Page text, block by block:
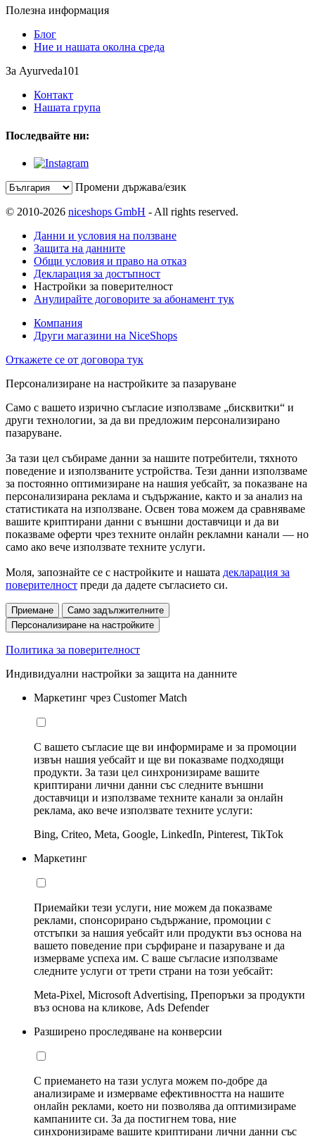
Полезна информация
Блог
Ние и нашата околна среда
За Ayurveda101
Контакт
Нашата група
Последвайте ни:
Промени държава/език
© 2010-2026 niceshops GmbH - All rights reserved.
Данни и условия на ползване
Защита на данните
Общи условия и право на отказ
Декларация за достъпност
Настройки за поверителност
Анулирайте договорите за абонамент тук
Компания
Други магазини на NiceShops
Откажете се от договора тук
Персонализиране на настройките за пазаруване
Само с вашето изрично съгласие използваме „бисквитки“ и
други технологии, за да ви предложим персонализирано
пазаруване.
За тази цел събираме данни за нашите потребители, тяхното
поведение и използваните устройства. Тези данни използваме
за постоянно оптимизиране на нашия уебсайт, за показване на
персонализирана реклама и съдържание, както и за анализ на
статистиката на използване. Освен това можем да сравняваме
вашите криптирани данни с външни доставчици и да ви
показваме оферти чрез техните онлайн рекламни канали — но
само ако вече използвате техните услуги.
Моля, запознайте се с настройките и нашата декларация за
поверителност преди да дадете съгласието си.
Приемане
Само задължителните
Персонализиране на настройките
Политика за поверителност
Индивидуални настройки за защита на данните
Маркетинг чрез Customer Match
С вашето съгласие ще ви информираме и за промоции
извън нашия уебсайт и ще ви показваме подходящи
продукти. За тази цел синхронизираме вашите
криптирани лични данни със следните външни
доставчици и използваме техните канали за онлайн
реклама, ако вече използвате техните услуги:
Bing, Criteo, Meta, Google, LinkedIn, Pinterest, TikTok
Маркетинг
Приемайки тези услуги, ние можем да показваме
реклами, спонсорирано съдържание, промоции с
отстъпки за нашия уебсайт или продукти въз основа на
вашето поведение при сърфиране и пазаруване и да
измерваме успеха им. С ваше съгласие използваме
следните услуги от трети страни на този уебсайт:
Meta-Pixel, Microsoft Advertising, Препоръки за продукти
въз основа на кликове, Ads Defender
Разширено проследяване на конверсии
С приемането на тази услуга можем по-добре да
анализираме и измерваме ефективността на нашите
онлайн реклами, което ни позволява да оптимизираме
кампаниите си. За да постигнем това, ние
синхронизираме вашите криптирани лични данни със